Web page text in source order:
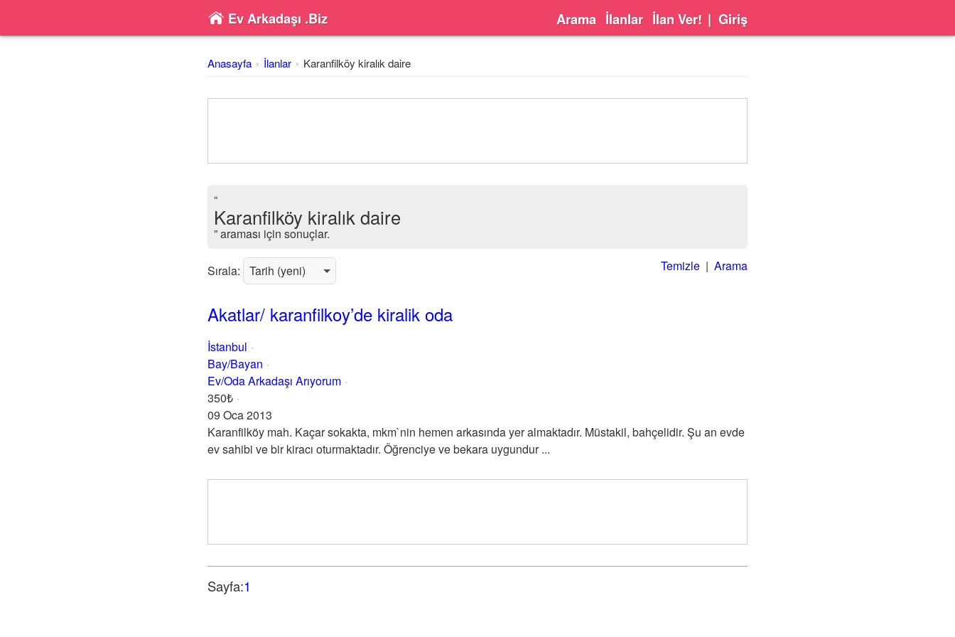
Ev Arkadaşı .Biz Arama İlanlar İlan Ver! | Giriş
Anasayfa İlanlar Karanfilköy kiralık daire
“
Karanfilköy kiralık daire
” araması için sonuçlar.
Sırala: Temizle | Arama
Akatlar/ karanfilkoy’de kiralik oda
İstanbul
Bay/Bayan
Ev/Oda Arkadaşı Arıyorum
350₺
09 Oca 2013
Karanfilköy mah. Kaçar sokakta, mkm`nin hemen arkasında yer almaktadır. Müstakil, bahçelidir. Şu an evde
ev sahibi ve bir kiracı oturmaktadır. Öğrenciye ve bekara uygundur ...
Sayfa:1